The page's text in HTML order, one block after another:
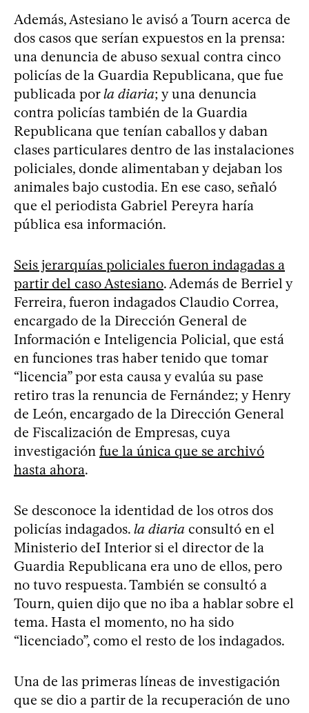
Además, Astesiano le avisó a Tourn acerca de
dos casos que serían expuestos en la prensa:
una denuncia de abuso sexual contra cinco
policías de la Guardia Republicana, que fue
publicada porla diaria; y una denuncia
contra policías también de la Guardia
Republicana que tenían caballos y daban
clases particulares dentro de las instalaciones
policiales, donde alimentaban y dejaban los
animales bajo custodia. En ese caso, señaló
que el periodista Gabriel Pereyra haría
pública esa información.
Seis jerarquías policiales fueron indagadas a
partir del caso Astesiano. Además de Berriel y
Ferreira, fueron indagados Claudio Correa,
encargado de la Dirección General de
Información e Inteligencia Policial, que está
en funciones tras haber tenido que tomar
“licencia” por esta causa y evalúa su pase
retiro tras la renuncia de Fernández; y Henry
de León, encargado de la Dirección General
de Fiscalización de Empresas, cuya
investigación fue la única que se archivó
hasta ahora.
Se desconoce la identidad de los otros dos
policías indagados. la diaria consultó en el
Ministerio deI Interior si el director de la
Guardia Republicana era uno de ellos, pero
no tuvo respuesta. También se consultó a
Tourn, quien dijo que no iba a hablar sobre el
tema. Hasta el momento, no ha sido
“licenciado”, como el resto de los indagados.
Una de las primeras líneas de investigación
que se dio a partir de la recuperación de uno